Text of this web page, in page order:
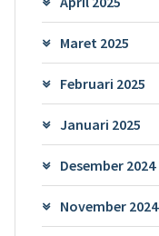
Maret 2025
Februari 2025
Januari 2025
Desember 2024
November 2024